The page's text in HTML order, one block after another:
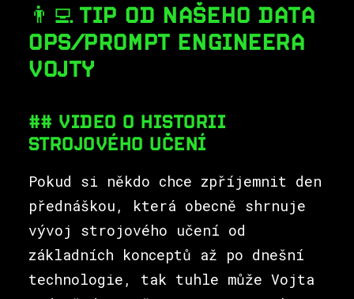
👨‍💻 TIP OD NAŠEHO DATA
OPS/PROMPT ENGINEERA
VOJTY
## VIDEO O HISTORII
STROJOVÉHO UČENÍ
Pokud si někdo chce zpříjemnit den
přednáškou, která obecně shrnuje
vývoj strojového učení od
základních konceptů až po dnešní
technologie, tak tuhle může Vojta